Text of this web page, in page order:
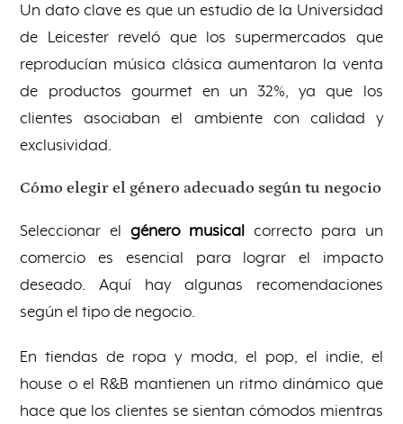
Un dato clave es que un estudio de la Universidad
de Leicester reveló que los supermercados que
reproducían música clásica aumentaron la venta
de productos gourmet en un 32%, ya que los
clientes asociaban el ambiente con calidad y
exclusividad.
Cómo elegir el género adecuado según tu negocio
Seleccionar elgénero musical correcto para un
comercio es esencial para lograr el impacto
deseado. Aquí hay algunas recomendaciones
según el tipo de negocio.
En tiendas de ropa y moda, el pop, el indie, el
house o el R&B mantienen un ritmo dinámico que
hace que los clientes se sientan cómodos mientras